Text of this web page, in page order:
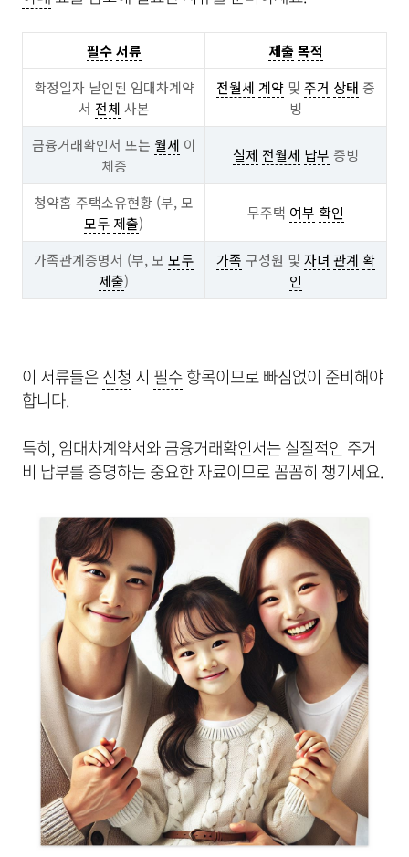
필수 서류 제출목적
확정일자 날인된 임대차계약
서 전체 사본
전월세 계약 및 주거 상태 증
빙
금융거래확인서 또는 월세 이
체증
실제 전월세 납부 증빙
청약홈 주택소유현황 (부, 모
모두 제출)
무주택 여부 확인
가족관계증명서 (부, 모 모두
제출)
가족 구성원 및 자녀 관계 확
인
이 서류들은신청 시 필수항목이므로 빠짐없이 준비해야
합니다.
특히, 임대차계약서와 금융거래확인서는 실질적인 주거
비 납부를 증명하는 중요한 자료이므로 꼼꼼히 챙기세요.